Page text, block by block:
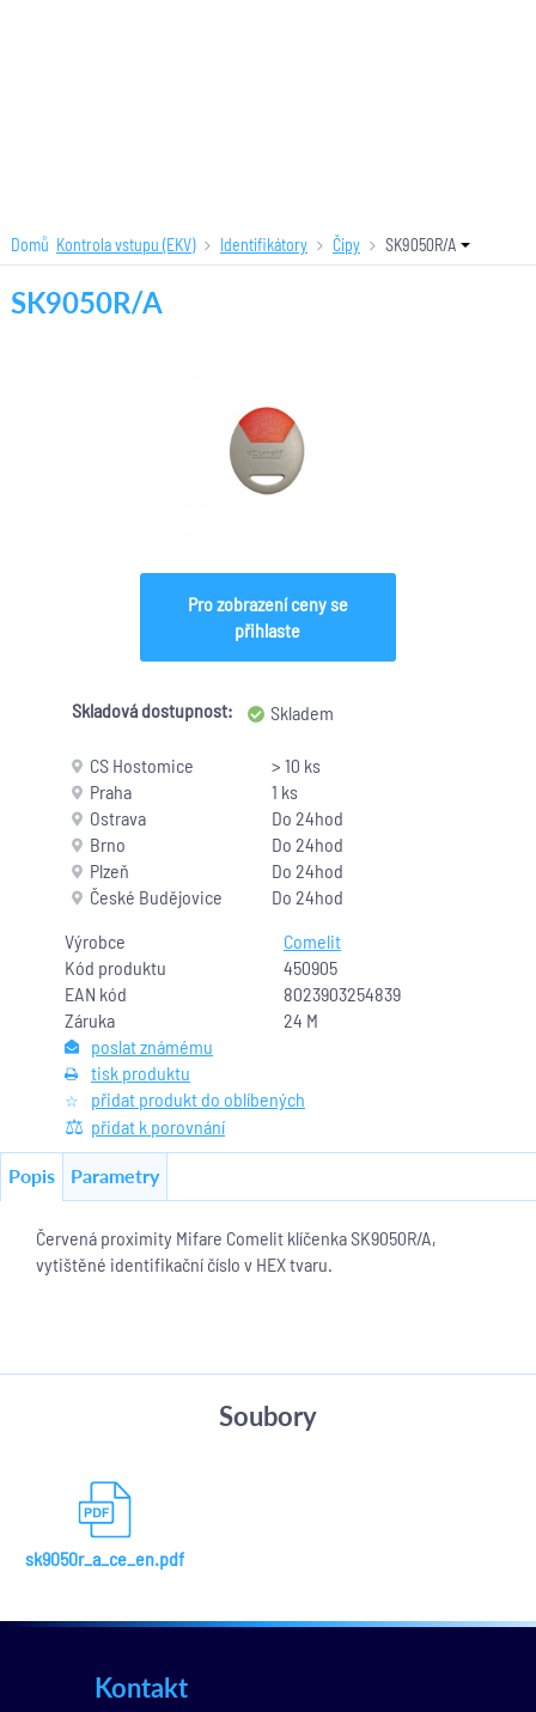
Domů Kontrola vstupu (EKV) Identifikátory Čipy SK9050R/A
SK9050R/A
Výrobce
Comelit
Kód produktu
450905
EAN kód
8023903254839
Záruka
24 M
poslat známému
tisk produktu
přidat produkt do oblíbených
přidat k porovnání
Pro zobrazení ceny se
přihlaste
Skladová dostupnost: Skladem
CS Hostomice
> 10 ks
Praha
1 ks
Ostrava
Do 24hod
Brno
Do 24hod
Plzeň
Do 24hod
České Budějovice
Do 24hod
Popis Parametry
Červená proximity Mifare Comelit klíčenka SK9050R/A,
vytištěné identifikační číslo v HEX tvaru.
Soubory
sk9050r_a_ce_en.pdf
Kontakt